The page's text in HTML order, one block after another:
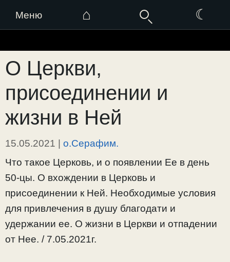
Меню ⌂ ☾
к
содержимому
О Церкви,
присоединении и
жизни в Ней
15.05.2021 | о.Серафим.
Что такое Церковь, и о появлении Ее в день
50-цы. О вхождении в Церковь и
присоединении к Ней. Необходимые условия
для привлечения в душу благодати и
удержании ее. О жизни в Церкви и отпадении
от Нее. / 7.05.2021г.